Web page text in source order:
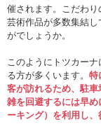
催されます。こだわり
芸術作品が多数集結
がでしょうか。
このようにトツカー
る方が多くいます。 特
客が訪れるため、駐
雑を回避するには早
ーキング）を利用し、